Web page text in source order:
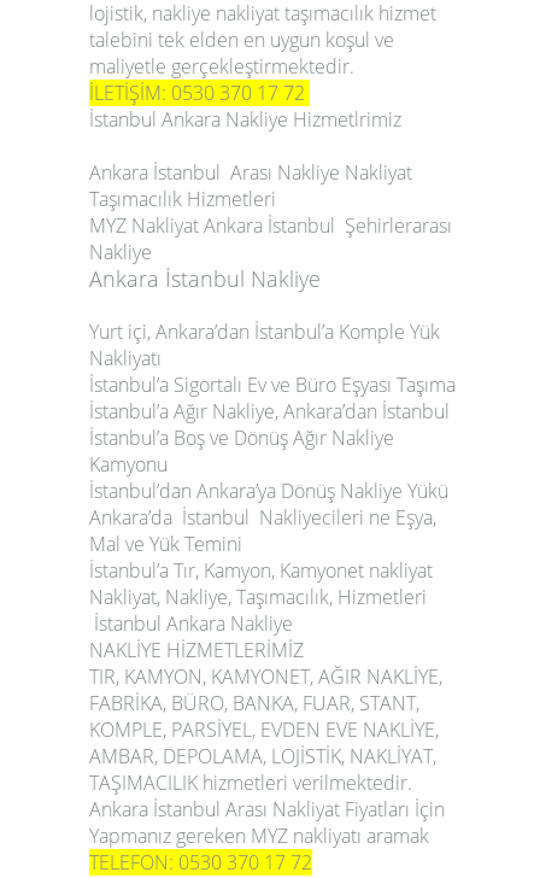
lojistik, nakliye nakliyat taşımacılık hizmet
talebini tek elden en uygun koşul ve
maliyetle gerçekleştirmektedir.
İLETİŞİM: 0530 370 17 72
İstanbul Ankara Nakliye Hizmetlrimiz
Ankara İstanbul Arası Nakliye Nakliyat
Taşımacılık Hizmetleri
MYZ Nakliyat Ankara İstanbul Şehirlerarası
Nakliye
Ankara İstanbul Nakliye
Yurt içi, Ankara’dan İstanbul’a Komple Yük
Nakliyatı
İstanbul’a Sigortalı Ev ve Büro Eşyası Taşıma
İstanbul’a Ağır Nakliye, Ankara’dan İstanbul
İstanbul’a Boş ve Dönüş Ağır Nakliye
Kamyonu
İstanbul’dan Ankara’ya Dönüş Nakliye Yükü
Ankara’da İstanbul Nakliyecileri ne Eşya,
Mal ve Yük Temini
İstanbul’a Tır, Kamyon, Kamyonet nakliyat
Nakliyat, Nakliye, Taşımacılık, Hizmetleri
İstanbul Ankara Nakliye
NAKLİYE HİZMETLERİMİZ
TIR, KAMYON, KAMYONET, AĞIR NAKLİYE,
FABRİKA, BÜRO, BANKA, FUAR, STANT,
KOMPLE, PARSİYEL, EVDEN EVE NAKLİYE,
AMBAR, DEPOLAMA, LOJİSTİK, NAKLİYAT,
TAŞIMACILIK hizmetleri verilmektedir.
Ankara İstanbul Arası Nakliyat Fiyatları İçin
Yapmanız gereken MYZ nakliyatı aramak
TELEFON: 0530 370 17 72